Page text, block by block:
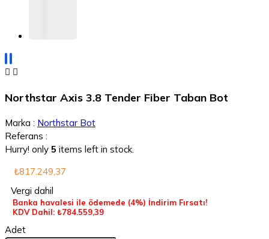
 
Northstar Axis 3.8 Tender Fiber Taban Bot
Marka : Northstar Bot
Referans :
Hurry! only 5 items left in stock.
₺817.249,37
Vergi dahil
Banka havalesi ile ödemede (4%) İndirim Fırsatı!
KDV Dahil: ₺784.559,39
Adet